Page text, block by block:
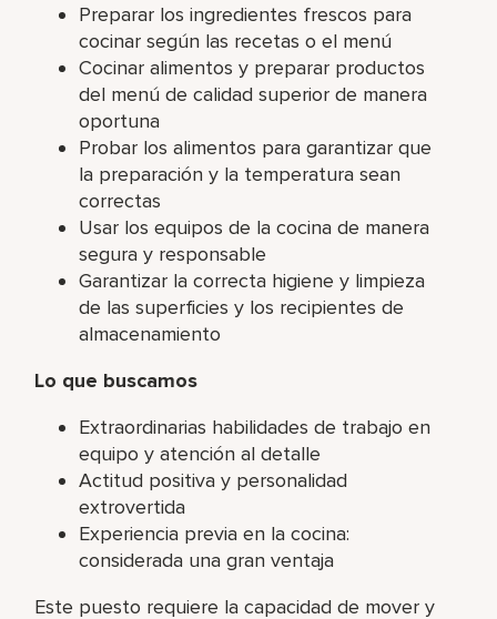
Preparar los ingredientes frescos para
cocinar según las recetas o el menú
Cocinar alimentos y preparar productos
del menú de calidad superior de manera
oportuna
Probar los alimentos para garantizar que
la preparación y la temperatura sean
correctas
Usar los equipos de la cocina de manera
segura y responsable
Garantizar la correcta higiene y limpieza
de las superficies y los recipientes de
almacenamiento
Lo que buscamos
Extraordinarias habilidades de trabajo en
equipo y atención al detalle
Actitud positiva y personalidad
extrovertida
Experiencia previa en la cocina:
considerada una gran ventaja
Este puesto requiere la capacidad de mover y